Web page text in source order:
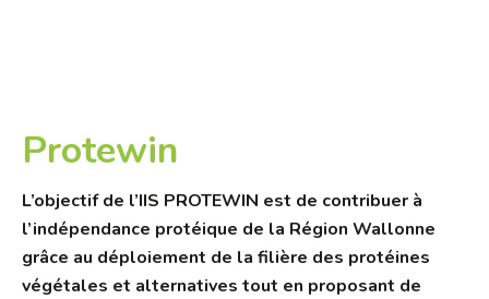
Protewin
L’objectif de l’IIS PROTEWIN est de contribuer à
l’indépendance protéique de la Région Wallonne
grâce au déploiement de la filière des protéines
végétales et alternatives tout en proposant de